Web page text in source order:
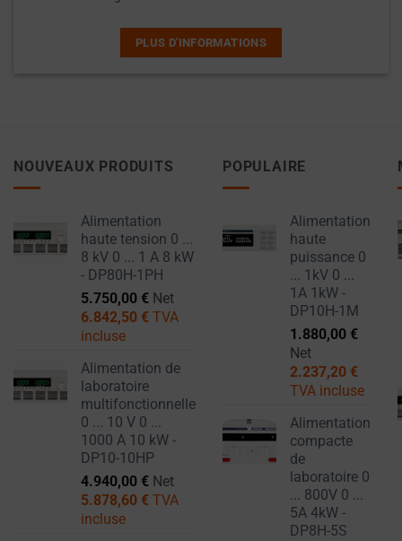
PLUS D'INFORMATIONS
NOUVEAUX PRODUITS
Alimentation
haute tension 0 ...
8 kV 0 ... 1 A 8 kW
- DP80H-1PH
5.750,00 € Net
6.842,50 € TVA
incluse
Alimentation de
laboratoire
multifonctionnelle
0 ... 10 V 0 ...
1000 A 10 kW -
DP10-10HP
4.940,00 € Net
5.878,60 € TVA
incluse
POPULAIRE
Alimentation
haute
puissance 0
... 1kV 0 ...
1A 1kW -
DP10H-1M
1.880,00 €
Net
2.237,20 €
TVA incluse
Alimentation
compacte
de
laboratoire 0
... 800V 0 ...
5A 4kW -
DP8H-5S
SERVICES
DES PUBLICITÉS
DES PUBLICITÉS
PERSONNALISÉES
PEUVENT ÊTRE
AFFICHÉES EN
COMPORTEMENT
ET DES
PRÉFÉRENCES DE
L'UTILISATEUR, À
STOCKÉES À DES
FINS DE CIBLAGE.
vos
actions.
en
de
(temporaires)